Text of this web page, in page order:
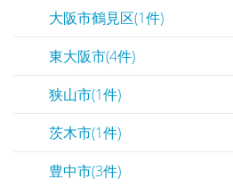
大阪市鶴見区(1件)
東大阪市(4件)
狭山市(1件)
茨木市(1件)
豊中市(3件)